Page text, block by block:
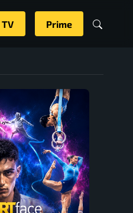
Prime